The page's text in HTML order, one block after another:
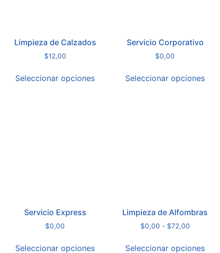
Limpieza de Calzados
$12,00
Seleccionar opciones
Servicio Corporativo
$0,00
Seleccionar opciones
Servicio Express
$0,00
Seleccionar opciones
Limpieza de Alfombras
$0,00 - $72,00
Seleccionar opciones